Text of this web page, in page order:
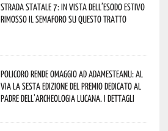
Strada statale 7: in vista dell’esodo estivo
rimosso il semaforo su questo tratto
Policoro rende omaggio ad Adamesteanu: al
via la sesta edizione del Premio dedicato al
padre dell’archeologia lucana. I dettagli